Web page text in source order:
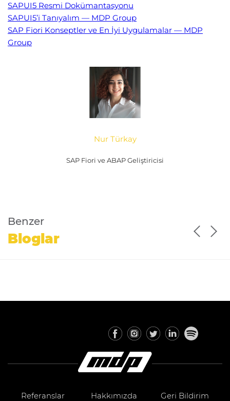
SAPUI5 Resmi Dokümantasyonu
SAPUI5’i Tanıyalım — MDP Group
SAP Fiori Konseptler ve En İyi Uygulamalar — MDP
Group
Nur Türkay
SAP Fiori ve ABAP Geliştiricisi
Benzer
Bloglar
Referanslar Hakkımızda
Geri Bildirim